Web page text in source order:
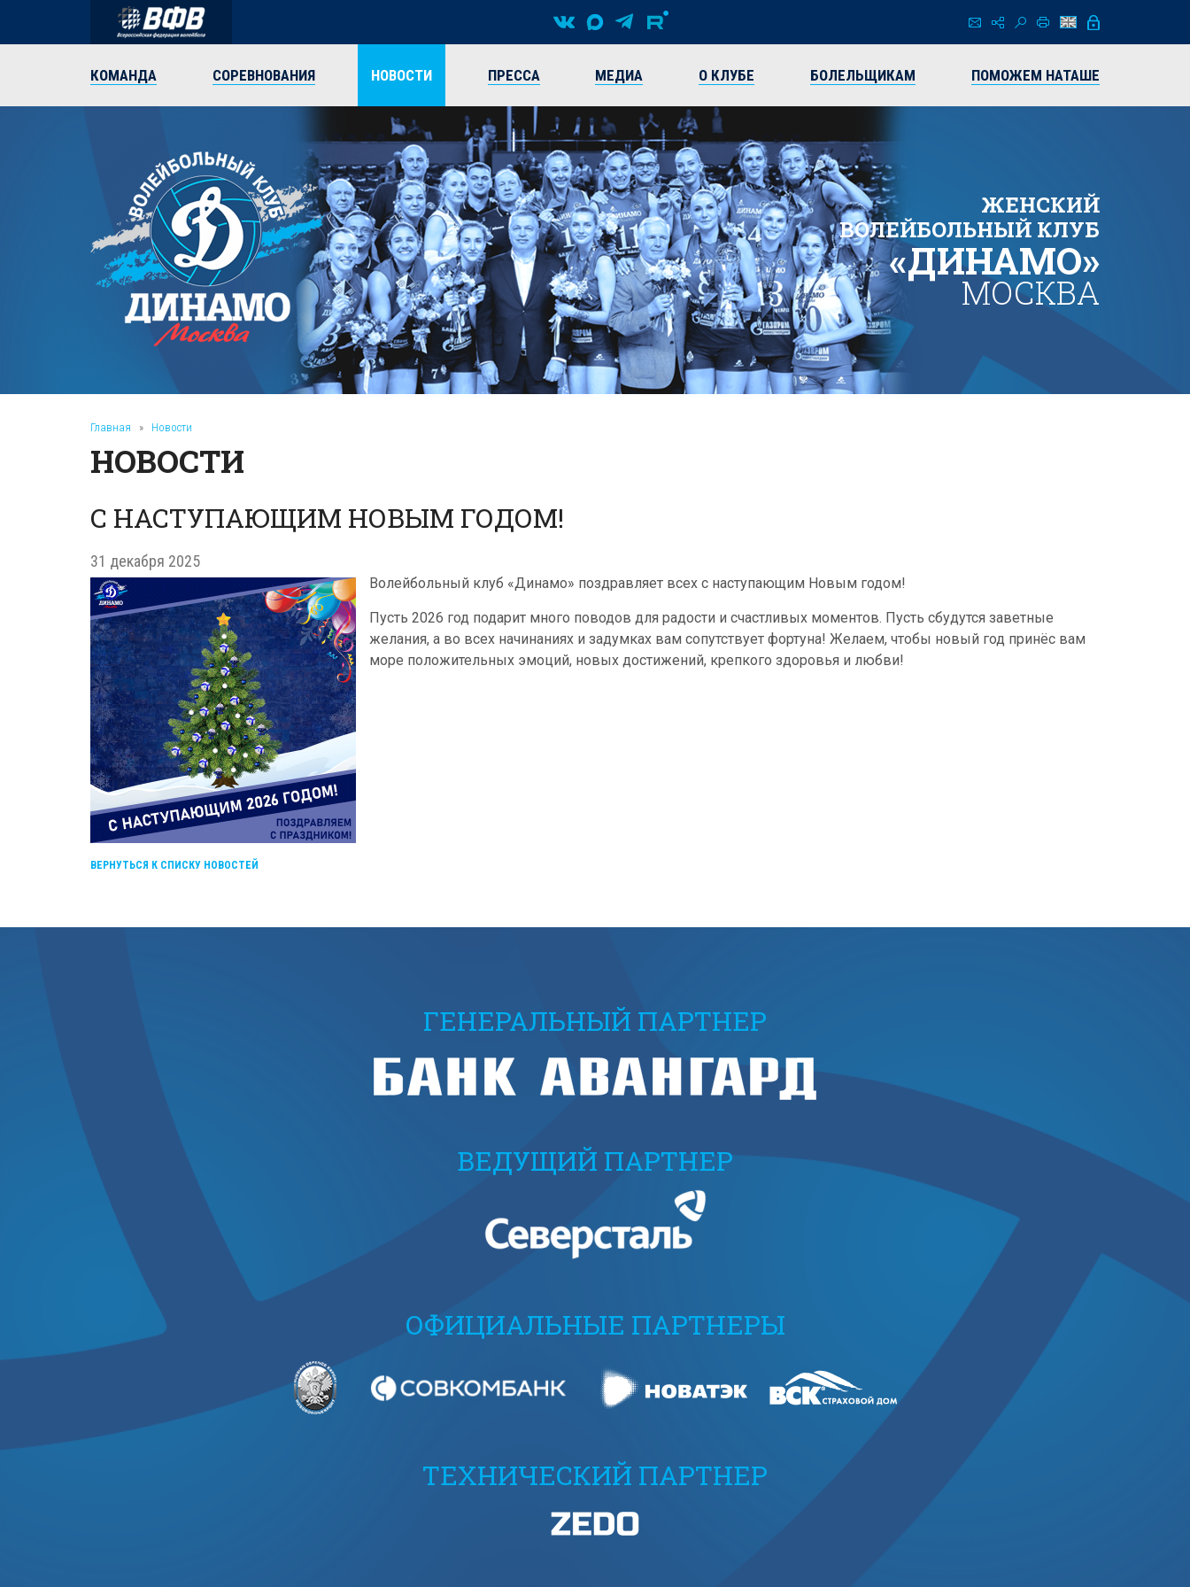
КОМАНДА СОРЕВНОВАНИЯ НОВОСТИ ПРЕССА МЕДИА О КЛУБЕ БОЛЕЛЬЩИКАМ ПОМОЖЕМ НАТАШЕ
ЖЕНСКИЙ
ВОЛЕЙБОЛЬНЫЙ КЛУБ
«ДИНАМО»
МОСКВА
Главная » Новости
НОВОСТИ
С НАСТУПАЮЩИМ НОВЫМ ГОДОМ!
31 декабря 2025
Волейбольный клуб «Динамо» поздравляет всех с наступающим Новым годом!
Пусть 2026 год подарит много поводов для радости и счастливых моментов. Пусть сбудутся заветные
желания, а во всех начинаниях и задумках вам сопутствует фортуна! Желаем, чтобы новый год принёс вам
море положительных эмоций, новых достижений, крепкого здоровья и любви!
ВЕРНУТЬСЯ К СПИСКУ НОВОСТЕЙ
ГЕНЕРАЛЬНЫЙ ПАРТНЕР
ВЕДУЩИЙ ПАРТНЕР
ОФИЦИАЛЬНЫЕ ПАРТНЕРЫ
ТЕХНИЧЕСКИЙ ПАРТНЕР